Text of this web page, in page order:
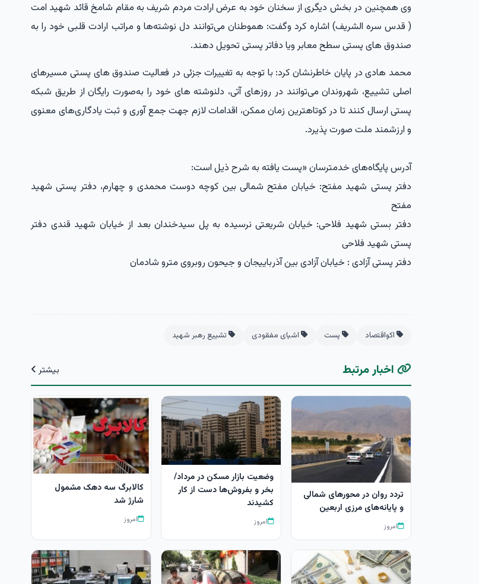
وی همچنین در بخش دیگری از سخنان خود به عرض ارادت مردم شریف به مقام شامخ قائد شهید امت
( قدس سره الشریف) اشاره کرد وگفت: هموطنان می‌توانند دل نوشته‌ها و مراتب ارادت قلبی خود را به
صندوق های پستی سطح معابر ویا دفاتر پستی تحویل دهند.
محمد هادی در پایان خاطرنشان کرد: با توجه به تغییرات جزئی در فعالیت صندوق های پستی مسیرهای
اصلی تشییع، شهروندان می‌توانند در روزهای آتی، دلنوشته های خود را بەصورت رایگان از طریق شبکە
پستی ارسال کنند تا در کوتاهترین زمان ممکن، اقدامات لازم جهت جمع آوری و ثبت یادگاری‌های معنوی
و ارزشمند ملت صورت پذیرد.
آدرس پایگاه‌های خدمترسان «پست یافته به شرح ذیل است:
دفتر پستی شهید مفتح: خیابان مفتح شمالی بین کوچه دوست محمدی و چهارم، دفتر پستی شهید
مفتح
دفتر ہستی شهید فلاحی: خیابان شریعتی نرسیده به پل سیدخندان بعد از خیابان شهید قندی دفتر
پستی شهید فلاحی
دفتر پستی آزادی : خیابان آزادی بین آذرباییجان و جیحون روبروی مترو شادمان
اکواقتصاد پست اشیای مفقودی تشییع رهبر شهید
اخبار مرتبط بیشتر
تردد روان در محورهای شمالی
و پایانه‌های مرزی اربعین
امروز
وضعیت بازار مسکن در مرداد/
بخر و بفروش‌ها دست از کار
کشیدند
امروز
کالابرگ سه دهک مشمول
شارژ شد
امروز